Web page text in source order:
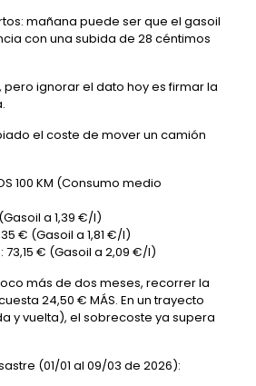
mañana puede ser que el gasoil
con una subida de 28 céntimos
pero ignorar el dato hoy es firmar la
el coste de mover un camión
100 KM (Consumo medio
a 1,39 €/l)
€ (Gasoil a 1,81 €/l)
73,15 € (Gasoil a 2,09 €/l)
más de dos meses, recorrer la
24,50 € MÁS. En un trayecto
y vuelta), el sobrecoste ya supera
(01/01 al 09/03 de 2026):